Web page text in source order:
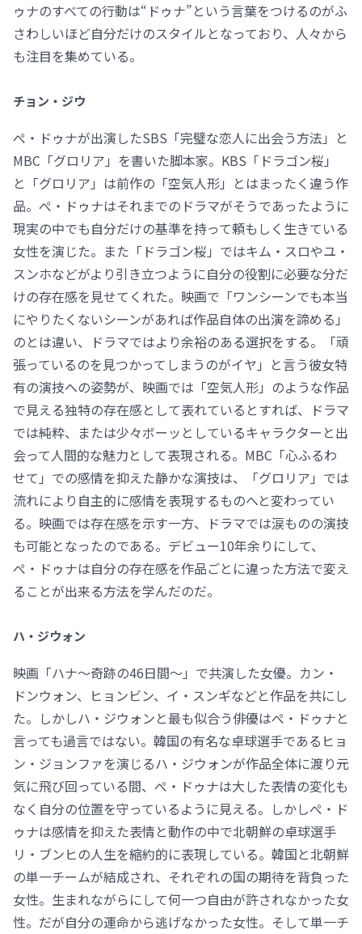
ゥナのすべての行動は“ドゥナ”という言葉をつけるのがふ
さわしいほど自分だけのスタイルとなっており、人々から
も注目を集めている。
チョン・ジウ
ぺ・ドゥナが出演したSBS「完璧な恋人に出会う方法」と
MBC「グロリア」を書いた脚本家。KBS「ドラゴン桜」
と「グロリア」は前作の「空気人形」とはまったく違う作
品。ぺ・ドゥナはそれまでのドラマがそうであったように
現実の中でも自分だけの基準を持って頼もしく生きている
女性を演じた。また「ドラゴン桜」ではキム・スロやユ・
スンホなどがより引き立つように自分の役割に必要な分だ
けの存在感を見せてくれた。映画で「ワンシーンでも本当
にやりたくないシーンがあれば作品自体の出演を諦める」
のとは違い、ドラマではより余裕のある選択をする。「頑
張っているのを見つかってしまうのがイヤ」と言う彼女特
有の演技への姿勢が、映画では「空気人形」のような作品
で見える独特の存在感として表れているとすれば、ドラマ
では純粋、または少々ボーッとしているキャラクターと出
会って人間的な魅力として表現される。MBC「心ふるわ
せて」での感情を抑えた静かな演技は、「グロリア」では
流れにより自主的に感情を表現するものへと変わってい
る。映画では存在感を示す一方、ドラマでは涙ものの演技
も可能となったのである。デビュー10年余りにして、
ぺ・ドゥナは自分の存在感を作品ごとに違った方法で変え
ることが出来る方法を学んだのだ。
ハ・ジウォン
映画「ハナ～奇跡の46日間～」で共演した女優。カン・
ドンウォン、ヒョンビン、イ・スンギなどと作品を共にし
た。しかしハ・ジウォンと最も似合う俳優はぺ・ドゥナと
言っても過言ではない。韓国の有名な卓球選手であるヒョ
ン・ジョンファを演じるハ・ジウォンが作品全体に渡り元
気に飛び回っている間、ぺ・ドゥナは大した表情の変化も
なく自分の位置を守っているように見える。しかしぺ・ド
ゥナは感情を抑えた表情と動作の中で北朝鮮の卓球選手
リ・ブンヒの人生を縮約的に表現している。韓国と北朝鮮
の単一チームが結成され、それぞれの国の期待を背負った
女性。生まれながらにして何一つ自由が許されなかった女
性。だが自分の運命から逃げなかった女性。そして単一チ